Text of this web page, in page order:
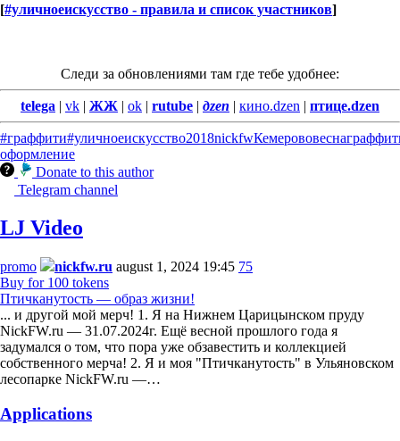
[#уличноеискусство - правила и список участников]
Следи за обновлениями там где тебе удобнее:
telega | vk | ЖЖ | ok | rutube | дzen | кино.dzen | птице.dzen
#граффити#уличноеискусство2018nickfwКемерововесна
оформление
Donate to this author
Telegram channel
LJ Video
promo nickfw.ru august 1, 2024 19:45 75
Buy for 100 tokens
Птичканутость — образ жизни!
... и другой мой мерч! 1. Я на Нижнем Царицынском пруду
NickFW.ru — 31.07.2024г. Ещё весной прошлого года я
задумался о том, что пора уже обзавестить и коллекцией
собственного мерча! 2. Я и моя "Птичканутость" в Ульяновском
лесопарке NickFW.ru —…
Applications